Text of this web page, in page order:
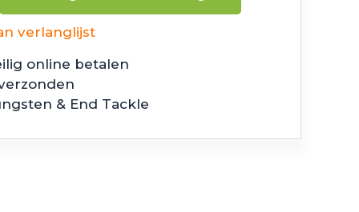
verlanglijst
online betalen
& End Tackle